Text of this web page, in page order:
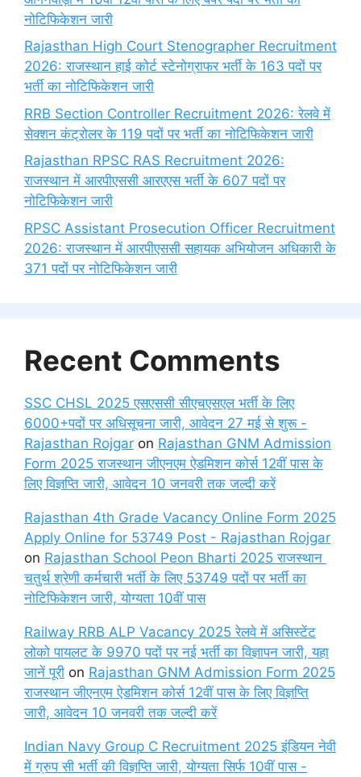
नोटिफिकेशन जारी
Rajasthan High Court Stenographer Recruitment
2026: राजस्थान हाई कोर्ट स्टेनोग्राफर भर्ती के 163 पदों पर
भर्ती का नोटिफिकेशन जारी
RRB Section Controller Recruitment 2026: रेलवे में
सेक्शन कंट्रोलर के 119 पदों पर भर्ती का नोटिफिकेशन जारी
Rajasthan RPSC RAS Recruitment 2026:
राजस्थान में आरपीएससी आरएएस भर्ती के 607 पदों पर
नोटिफिकेशन जारी
RPSC Assistant Prosecution Officer Recruitment
2026: राजस्थान में आरपीएससी सहायक अभियोजन अधिकारी के
371 पदों पर नोटिफिकेशन जारी
Recent Comments
SSC CHSL 2025 एसएससी सीएचएसएल भर्ती के लिए
6000+पदों पर अधिसूचना जारी, आवेदन 27 मई से शुरू -
Rajasthan Rojgar on Rajasthan GNM Admission
Form 2025 राजस्थान जीएनएम ऐडमिशन कोर्स 12वीं पास के
लिए विज्ञप्ति जारी, आवेदन 10 जनवरी तक जल्दी करें
Rajasthan 4th Grade Vacancy Online Form 2025
Apply Online for 53749 Post - Rajasthan Rojgar
on Rajasthan School Peon Bharti 2025 राजस्थान
चतुर्थ श्रेणी कर्मचारी भर्ती के लिए 53749 पदों पर भर्ती का
नोटिफिकेशन जारी, योग्यता 10वीं पास
Railway RRB ALP Vacancy 2025 रेलवे में असिस्टेंट
लोको पायलट के 9970 पदों पर नई भर्ती का विज्ञापन जारी, यहा
जानें पूरी on Rajasthan GNM Admission Form 2025
राजस्थान जीएनएम ऐडमिशन कोर्स 12वीं पास के लिए विज्ञप्ति
जारी, आवेदन 10 जनवरी तक जल्दी करें
Indian Navy Group C Recruitment 2025 इंडियन नेवी
में ग्रुप सी भर्ती की विज्ञप्ति जारी, योग्यता सिर्फ 10वीं पास -